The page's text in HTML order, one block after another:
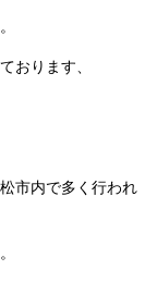
おります、
市内で多く行われ